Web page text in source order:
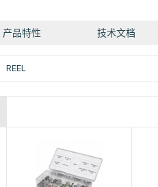
产品特性 技术文档
REEL